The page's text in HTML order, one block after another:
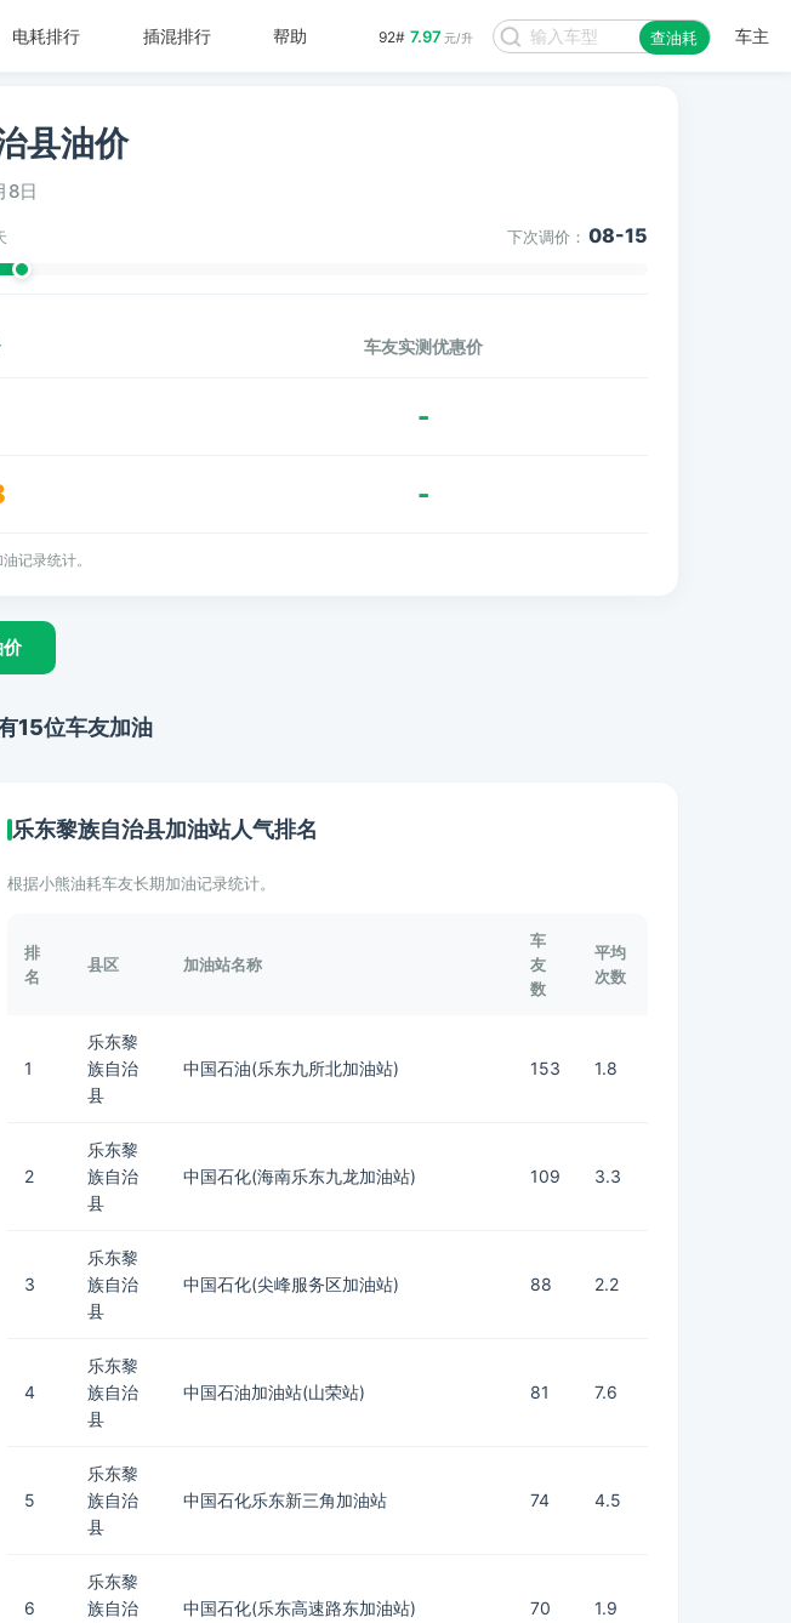
92# 7.97 元/升 查油耗 车主
电耗排行 插混排行 帮助
县油价
8日
下次调价： 08-15
车友实测优惠价
-
-
记录统计。
15位车友加油
乐东黎族自治县加油站人气排名
根据小熊油耗车友长期加油记录统计。
排
名
县区 加油站名称
车
友
数
平均
次数
1
乐东黎
族自治
县
中国石油(乐东九所北加油站) 153 1.8
2
乐东黎
族自治
县
中国石化(海南乐东九龙加油站) 109 3.3
3
乐东黎
族自治
县
中国石化(尖峰服务区加油站) 88 2.2
4
乐东黎
族自治
县
中国石油加油站(山荣站) 81 7.6
5
乐东黎
族自治
县
中国石化乐东新三角加油站 74 4.5
6
乐东黎
族自治
中国石化(乐东高速路东加油站) 70 1.9